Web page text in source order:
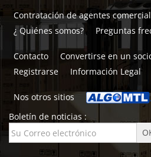
Contratación de agentes
¿ Quiénes somos?
Preguntas
Contacto Convertirse en un
Registrarse
Información Legal
Nos otros sitios
Boletín de noticias :